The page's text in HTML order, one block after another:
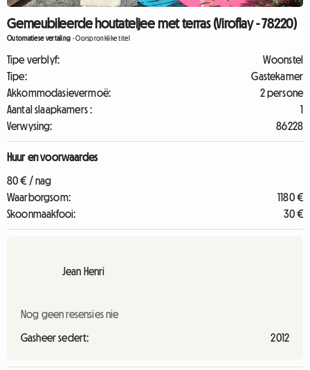
Gemeubileerde houtateljee met terras (Viroflay - 78220)
Outomatiese vertaling -Oorspronklike titel
Tipe verblyf:
Woonstel
Tipe:
Gastekamer
Akkommodasievermoë:
2 persone
Aantal slaapkamers :
1
Verwysing:
86228
Huur en voorwaardes
80 € / nag
Waarborgsom:
1180 €
Skoonmaakfooi:
30 €
Jean Henri
Nog geen resensies nie
Gasheer sedert: 2012